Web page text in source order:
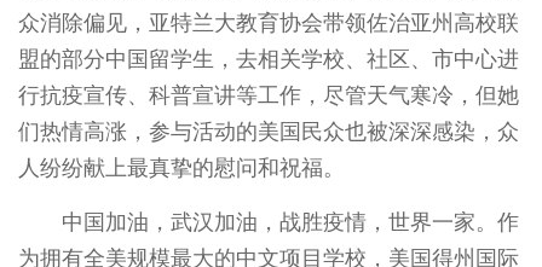
众消除偏见，亚特兰大教育协会带领佐治亚州高校联
盟的部分中国留学生，去相关学校、社区、市中心进
行抗疫宣传、科普宣讲等工作，尽管天气寒冷，但她
们热情高涨，参与活动的美国民众也被深深感染，众
人纷纷献上最真挚的慰问和祝福。
中国加油，武汉加油，战胜疫情，世界一家。作
为拥有全美规模最大的中文项目学校，美国得州国际